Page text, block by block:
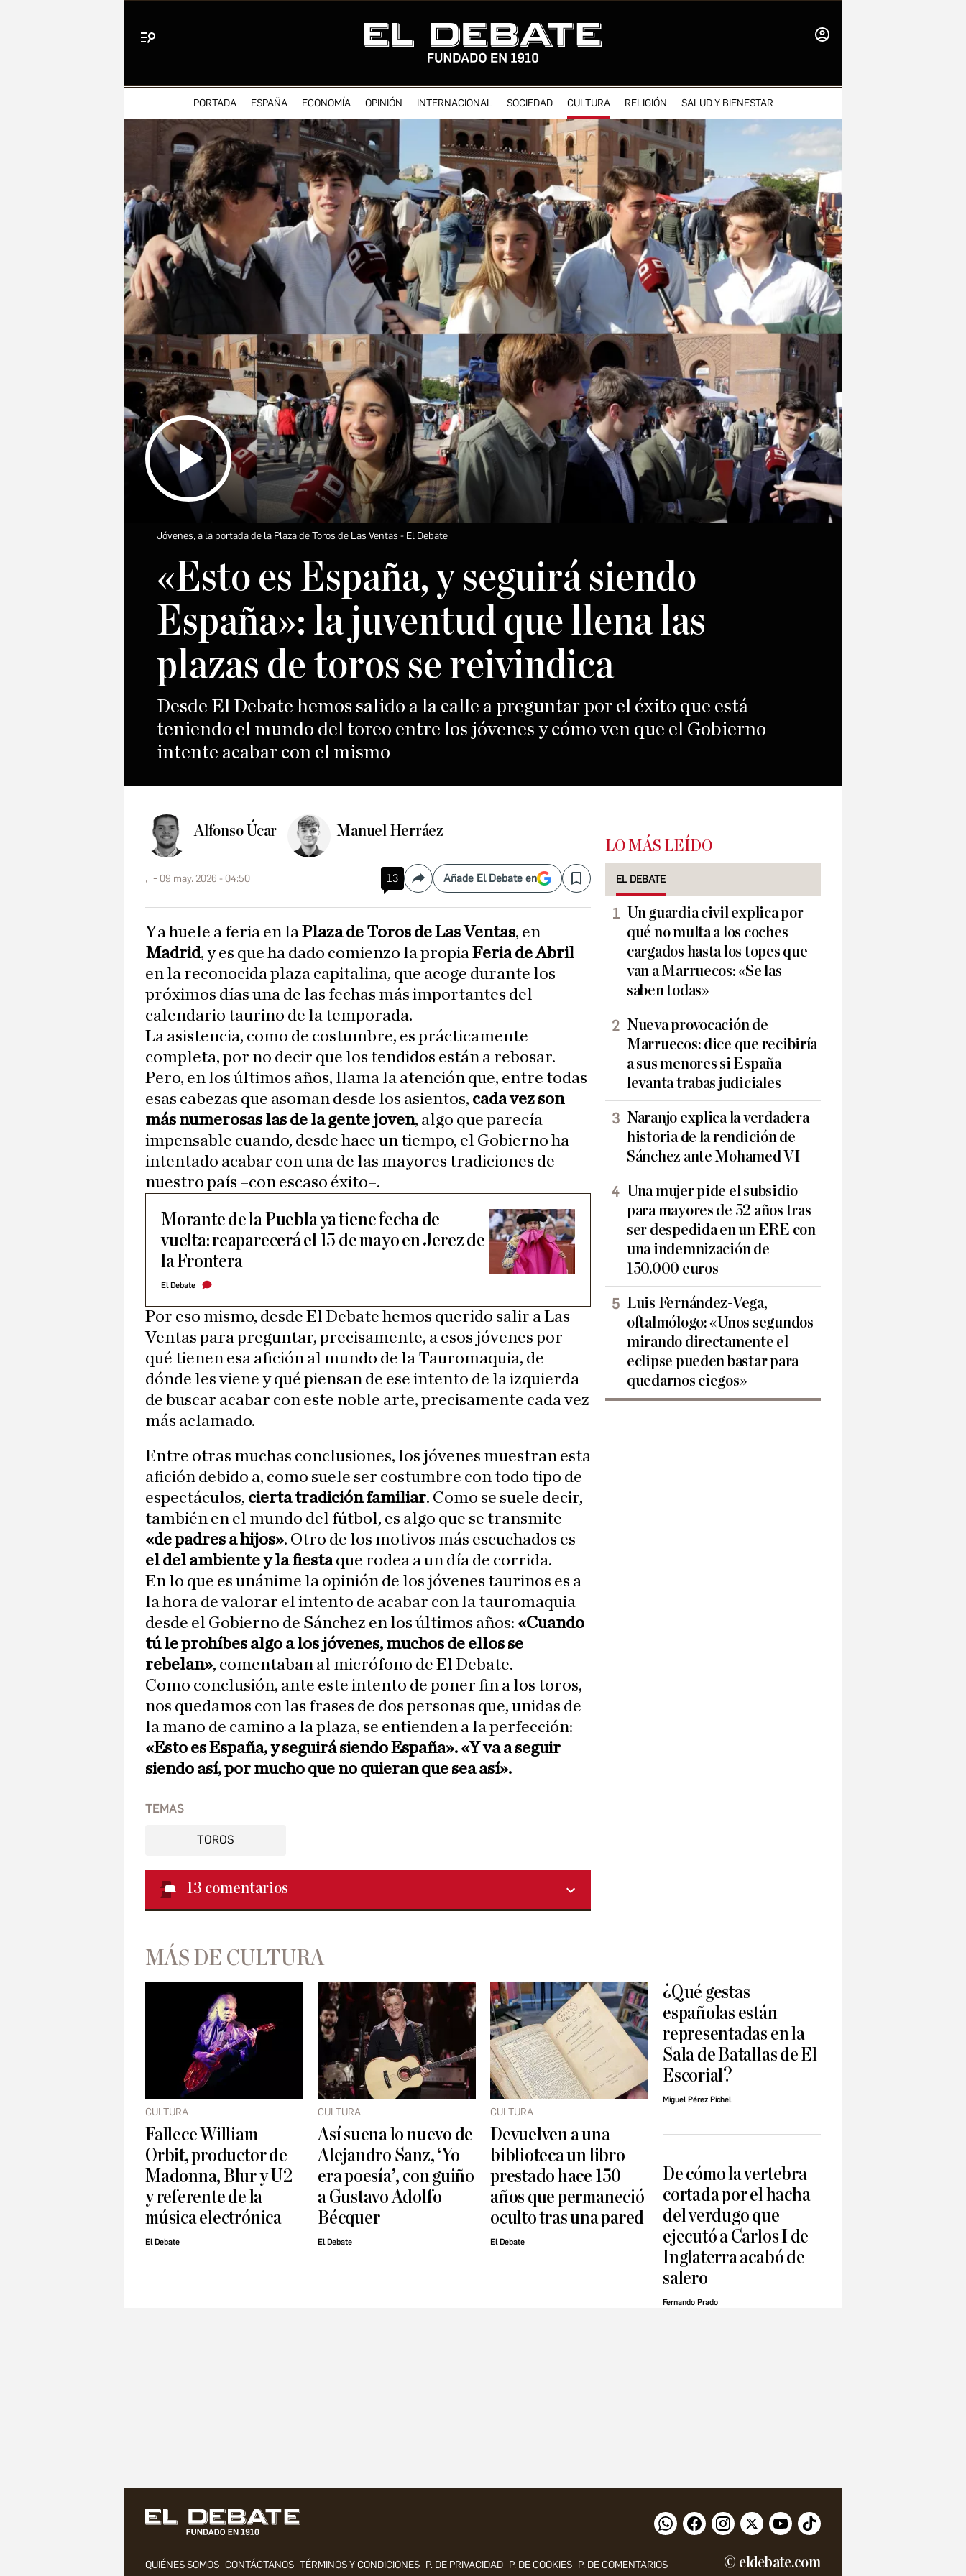
PORTADA ESPAÑA ECONOMÍA OPINIÓN INTERNACIONAL SOCIEDAD CULTURA RELIGIÓN SALUD Y BIENESTAR
Jóvenes, a la portada de la Plaza de Toros de Las Ventas El Debate
«Esto es España, y seguirá siendo
España»: la juventud que llena las
plazas de toros se reivindica
Desde El Debate hemos salido a la calle a preguntar por el éxito que está
teniendo el mundo del toreo entre los jóvenes y cómo ven que el Gobierno
intente acabar con el mismo
Alfonso Úcar Manuel Herráez
, 09 may. 2026 - 04:50 13 CompartirAñade El Debate en Save
Ya huele a feria en laPlaza de Toros de Las Ventas, en
Madrid, y es que ha dado comienzo la propia Feria de Abril
en la reconocida plaza capitalina, que acoge durante los
próximos días una de las fechas más importantes del
calendario taurino de la temporada.
La asistencia, como de costumbre, es prácticamente
completa, por no decir que los tendidos están a rebosar.
Pero, en los últimos años, llama la atención que, entre todas
esas cabezas que asoman desde los asientos, cada vez son
más numerosas las de la gente joven, algo que parecía
impensable cuando, desde hace un tiempo, el Gobierno ha
intentado acabar con una de las mayores tradiciones de
nuestro país –con escaso éxito–.
Morante de la Puebla ya tiene fecha de
vuelta: reaparecerá el 15 de mayo en Jerez de
la Frontera
El Debate
Por eso mismo, desde El Debate hemos querido salir a Las
Ventas para preguntar, precisamente, a esos jóvenes por
qué tienen esa afición al mundo de la Tauromaquia, de
dónde les viene y qué piensan de ese intento de la izquierda
de buscar acabar con este noble arte, precisamente cada vez
más aclamado.
Entre otras muchas conclusiones, los jóvenes muestran esta
afición debido a, como suele ser costumbre con todo tipo de
espectáculos, cierta tradición familiar. Como se suele decir,
también en el mundo del fútbol, es algo que se transmite
«de padres a hijos». Otro de los motivos más escuchados es
el del ambiente y la fiestaque rodea a un día de corrida.
En lo que es unánime la opinión de los jóvenes taurinos es a
la hora de valorar el intento de acabar con la tauromaquia
desde el Gobierno de Sánchez en los últimos años: «Cuando
tú le prohíbes algo a los jóvenes, muchos de ellos se
rebelan», comentaban al micrófono de El Debate.
Como conclusión, ante este intento de poner fin a los toros,
nos quedamos con las frases de dos personas que, unidas de
la mano de camino a la plaza, se entienden a la perfección:
«Esto es España, y seguirá siendo España». «Y va a seguir
siendo así, por mucho que no quieran que sea así».
TEMAS
TOROS
13 comentarios
LO MÁS LEÍDO
EL DEBATE
Un guardia civil explica por
qué no multa a los coches
cargados hasta los topes que
van a Marruecos: «Se las
saben todas»
Nueva provocación de
Marruecos: dice que recibiría
a sus menores si España
levanta trabas judiciales
Naranjo explica la verdadera
historia de la rendición de
Sánchez ante Mohamed VI
Una mujer pide el subsidio
para mayores de 52 años tras
ser despedida en un ERE con
una indemnización de
150.000 euros
Luis Fernández-Vega,
oftalmólogo: «Unos segundos
mirando directamente el
eclipse pueden bastar para
quedarnos ciegos»
MÁS DE CULTURA
CULTURA
Fallece William
Orbit, productor de
Madonna, Blur y U2
y referente de la
música electrónica
El Debate
CULTURA
Así suena lo nuevo de
Alejandro Sanz, ‘Yo
era poesía’, con guiño
a Gustavo Adolfo
Bécquer
El Debate
CULTURA
Devuelven a una
biblioteca un libro
prestado hace 150
años que permaneció
oculto tras una pared
El Debate
¿Qué gestas
españolas están
representadas en la
Sala de Batallas de El
Escorial?
Miguel Pérez Pichel
De cómo la vertebra
cortada por el hacha
del verdugo que
ejecutó a Carlos I de
Inglaterra acabó de
salero
Fernando Prado
QUIÉNES SOMOS CONTÁCTANOS TÉRMINOS Y CONDICIONES P. DE PRIVACIDAD P. DE COOKIES P. DE COMENTARIOS © eldebate.com